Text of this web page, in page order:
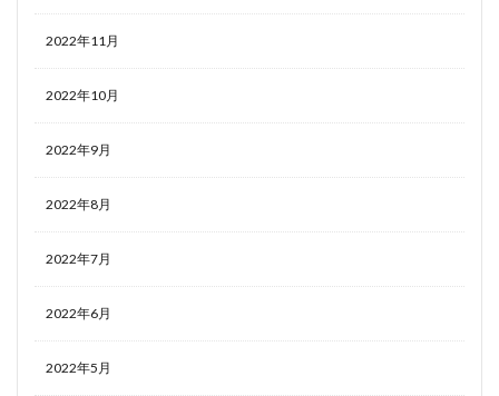
2022年11月
2022年10月
2022年9月
2022年8月
2022年7月
2022年6月
2022年5月